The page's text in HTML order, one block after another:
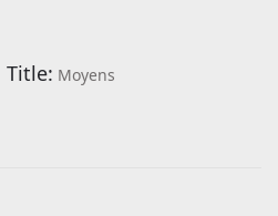
Title: Moyens